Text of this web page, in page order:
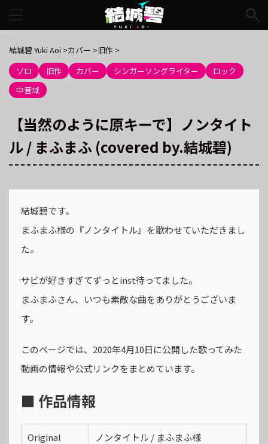
結城碧 Yuki Aoi >カバー >旧作 >
ソロ
旧作 カバー シンガーソングライター
ロック
中音域
【当然のように原キーで】ノンタイト
ル / まふまふ (covered by.結城碧)
結城碧です。
まふまふ様の『ノンタイトル』を歌わせていただきまし
た。
サビが好きすぎてずっとinst待ってました。
まふまふさん、いつも素敵な曲をありがとうございま
す。
このページでは、2020年4月10日に公開した歌ってみた
動画の情報や公式リンクをまとめています。
■ 作品情報
Original ノンタイトル / まふまふ様